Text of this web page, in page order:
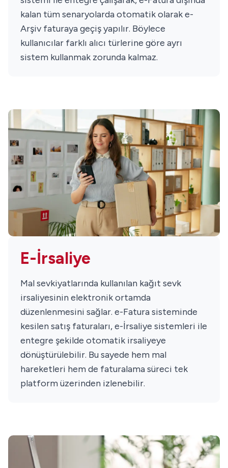
kalan tüm senaryolarda otomatik olarak e-
Arşiv faturaya geçiş yapılır. Böylece
kullanıcılar farklı alıcı türlerine göre ayrı
sistem kullanmak zorunda kalmaz.
E-İrsaliye
Mal sevkiyatlarında kullanılan kağıt sevk
irsaliyesinin elektronik ortamda
düzenlenmesini sağlar. e-Fatura sisteminde
kesilen satış faturaları, e-İrsaliye sistemleri ile
entegre şekilde otomatik irsaliyeye
dönüştürülebilir. Bu sayede hem mal
hareketleri hem de faturalama süreci tek
platform üzerinden izlenebilir.